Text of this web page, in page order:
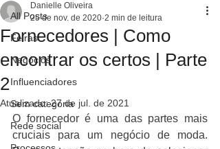
All Posts
Feiras
Negócios
Influenciadores
Sem categoria
Rede social
Fornecedores | Como
encontrar os certos | Parte
2
Danielle Oliveira
25 de nov. de 2020 2 min de leitura
Atualizado:27 de jul. de 2021
O fornecedor é uma das partes mais
cruciais para um negócio de moda.